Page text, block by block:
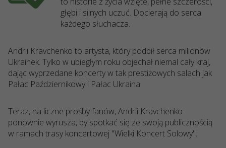
głębi i silnych uczuć. Docierają do serca
każdego słuchacza.
Andrii Kravchenko to artysta, który podbił serca milionów
Ukrainek. Tylko w ubiegłym roku objechał niemal cały kraj,
dając wyprzedane koncerty w tak prestiżowych salach jak
Pałac Październikowy i Pałac Ukraina.
Teraz, na liczne prośby fanów, Andrii Kravchenko
ponownie wyrusza, by spotkać się ze swoją publicznością
w ramach trasy koncertowej "Wielki Koncert Solowy".